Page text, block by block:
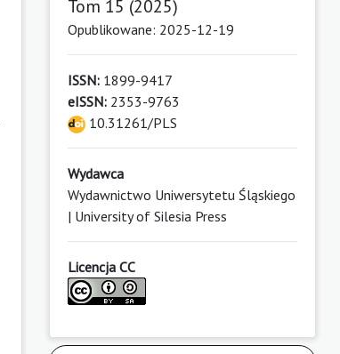
Tom 15 (2025)
Opublikowane: 2025-12-19
ISSN: 1899-9417
eISSN: 2353-9763
10.31261/PLS
Wydawca
Wydawnictwo Uniwersytetu Śląskiego
| University of Silesia Press
Licencja CC